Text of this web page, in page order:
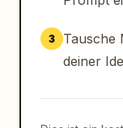
„Nyméria
21“.
farbenfrohe
Magier-Orb,
3
Tausche
deiner